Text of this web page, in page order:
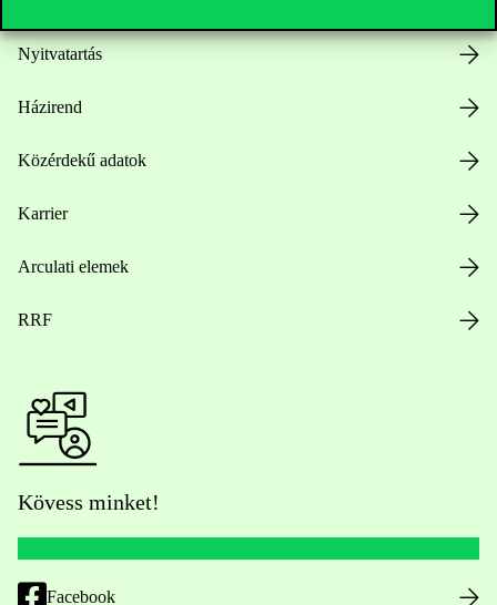
Nyitvatartás
Házirend
Közérdekű adatok
Karrier
Arculati elemek
RRF
Kövess minket!
Facebook